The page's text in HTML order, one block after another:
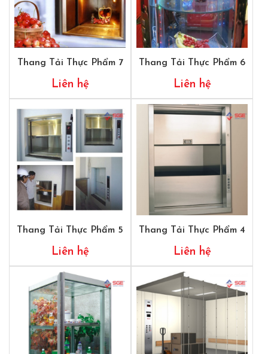
Thang Tải Thực Phẩm 7
Liên hệ
Thang Tải Thực Phẩm 6
Liên hệ
Thang Tải Thực Phẩm 5
Liên hệ
Thang Tải Thực Phẩm 4
Liên hệ